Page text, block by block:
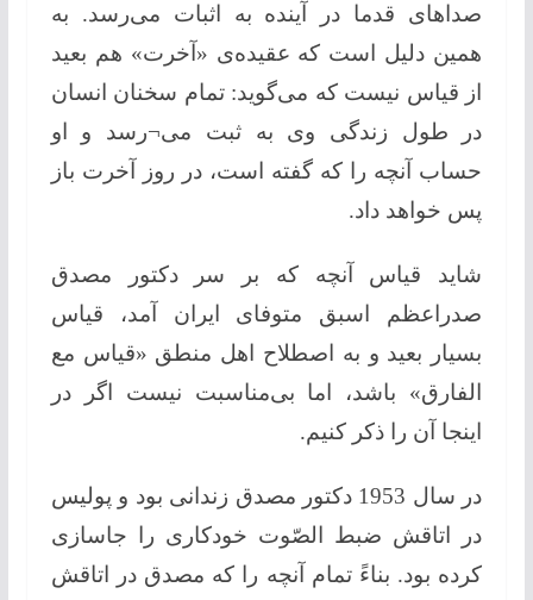
صداهای قدما در آینده‌ به اثبات می‌رسد. به
همین دلیل است كه عقیده‌ی «آخرت» هم بعید
از قیاس نیست كه می‌گوید: تمام سخنان انسان
در طول زندگی وی به ثبت می¬رسد و او
حساب آنچه را كه گفته است، در روز آخرت باز
پس خواهد داد.
شاید قیاس آنچه كه بر سر دكتور مصدق
صدراعظم اسبق متوفای ایران آمد، قیاس
بسیار بعید و به اصطلاح اهل منطق «قیاس مع
الفارق» باشد، اما بی‌مناسبت نیست اگر در
اینجا آن را ذكر كنیم.
در سال 1953 دكتور مصدق زندانی بود و پولیس
در اتاقش ضبط الصّوت خودكاری را جاسازی
كرده بود. بناءً تمام آنچه را كه مصدق در اتاقش